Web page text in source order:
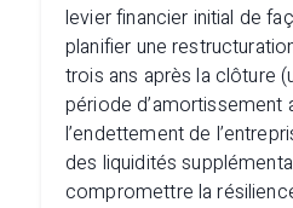
levier financier initial de
planifier une
trois ans après la clôture
période d’amortissement
l’endettement de
des liquidités
compromettre la